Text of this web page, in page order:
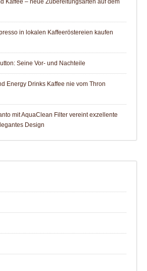
Kaffee – neue Zubereitungsarten auf dem
in lokalen Kaffeeröstereien kaufen
Seine Vor- und Nachteile
Energy Drinks Kaffee nie vom Thron
mit AquaClean Filter vereint exzellente
Design